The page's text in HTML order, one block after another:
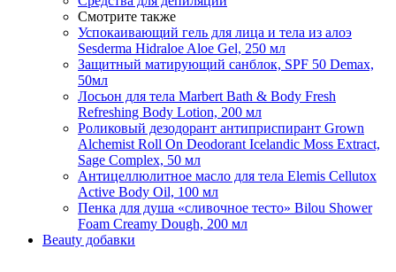
Смотрите также
Успокаивающий гель для лица и тела из алоэ
Sesderma Hidraloe Aloe Gel, 250 мл
Защитный матирующий санблок, SPF 50 Demax,
50мл
Лосьон для тела Marbert Bath & Body Fresh
Refreshing Body Lotion, 200 мл
Роликовый дезодорант антиприспирант Grown
Alchemist Roll On Deodorant Icelandic Moss Extract,
Sage Complex, 50 мл
Антицеллюлитное масло для тела Elemis Cellutox
Active Body Oil, 100 мл
Пенка для душа «сливочное тесто» Bilou Shower
Foam Creamy Dough, 200 мл
Beauty добавки